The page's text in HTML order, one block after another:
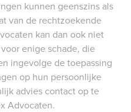
INCASSO
SUPPORT
NIEUWS
CONTACT
JOBS
kunnen geenszins als
van de rechtzoekende
kan dan ook niet
enige schade, die
ingevolge de toepassing
op hun persoonlijke
advies contact op te
Advocaten.